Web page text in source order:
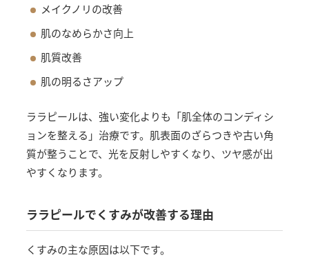
メイクノリの改善
肌のなめらかさ向上
肌質改善
肌の明るさアップ
ララピールは、強い変化よりも「肌全体のコンディシ
ョンを整える」治療です。肌表面のざらつきや古い角
質が整うことで、光を反射しやすくなり、ツヤ感が出
やすくなります。
ララピールでくすみが改善する理由
くすみの主な原因は以下です。